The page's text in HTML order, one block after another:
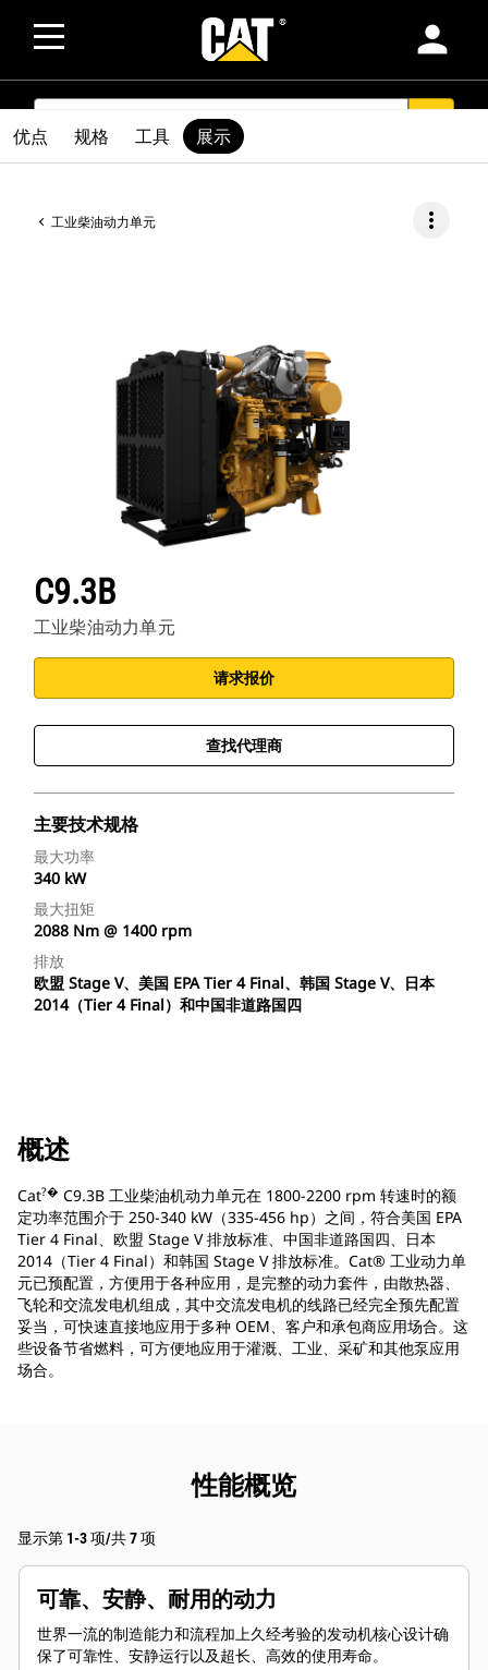
person
SEARCH
工业柴油动力单元 more_vert
C9.3B
工业柴油动力单元
请求报价
查找代理商
主要技术规格
最大功率
340 kW
最大扭矩
2088 Nm @ 1400 rpm
排放
欧盟 Stage V、美国 EPA Tier 4 Final、韩国 Stage V、日本
2014（Tier 4 Final）和中国非道路国四
优点 规格 工具 展示
概述
Cat?� C9.3B 工业柴油机动力单元在 1800-2200 rpm 转速时的额
定功率范围介于 250-340 kW（335-456 hp）之间，符合美国 EPA
Tier 4 Final、欧盟 Stage V 排放标准、中国非道路国四、日本
2014（Tier 4 Final）和韩国 Stage V 排放标准。Cat® 工业动力单
元已预配置，方便用于各种应用，是完整的动力套件，由散热器、
飞轮和交流发电机组成，其中交流发电机的线路已经完全预先配置
妥当，可快速直接地应用于多种 OEM、客户和承包商应用场合。这
些设备节省燃料，可方便地应用于灌溉、工业、采矿和其他泵应用
场合。
性能概览
显示第 1-3 项/共 7 项
可靠、安静、耐用的动力
世界一流的制造能力和流程加上久经考验的发动机核心设计确
保了可靠性、安静运行以及超长、高效的使用寿命。